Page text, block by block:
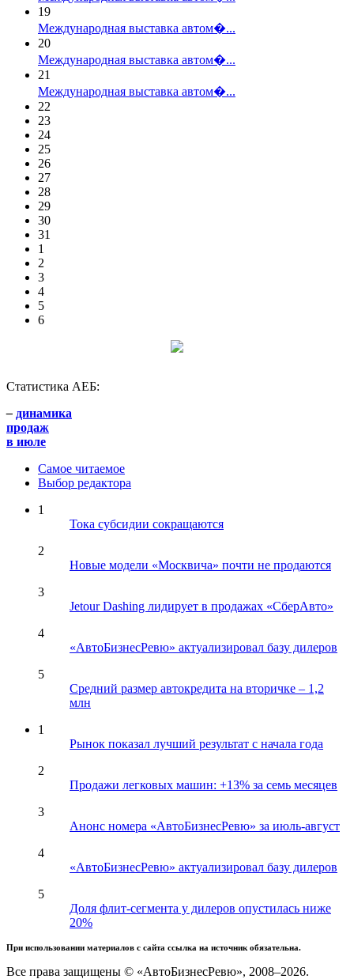
19
Международная выставка автом�...
20
Международная выставка автом�...
21
Международная выставка автом�...
22
23
24
25
26
27
28
29
30
31
1
2
3
4
5
6
Статистика АЕБ:
– динамика
продаж
в июле
Самое читаемое
Выбор редактора
1
Тока субсидии сокращаются
2
Новые модели «Москвича» почти не продаются
3
Jetour Dashing лидирует в продажах «СберАвто»
4
«АвтоБизнесРевю» актуализировал базу дилеров
5
Средний размер автокредита на вторичке – 1,2
млн
1
Рынок показал лучший результат с начала года
2
Продажи легковых машин: +13% за семь месяцев
3
Анонс номера «АвтоБизнесРевю» за июль-август
4
«АвтоБизнесРевю» актуализировал базу дилеров
5
Доля флит-сегмента у дилеров опустилась ниже
20%
При использовании материалов с сайта ссылка на источник обязательна.
Все права защищены © «АвтоБизнесРевю», 2008–2026.